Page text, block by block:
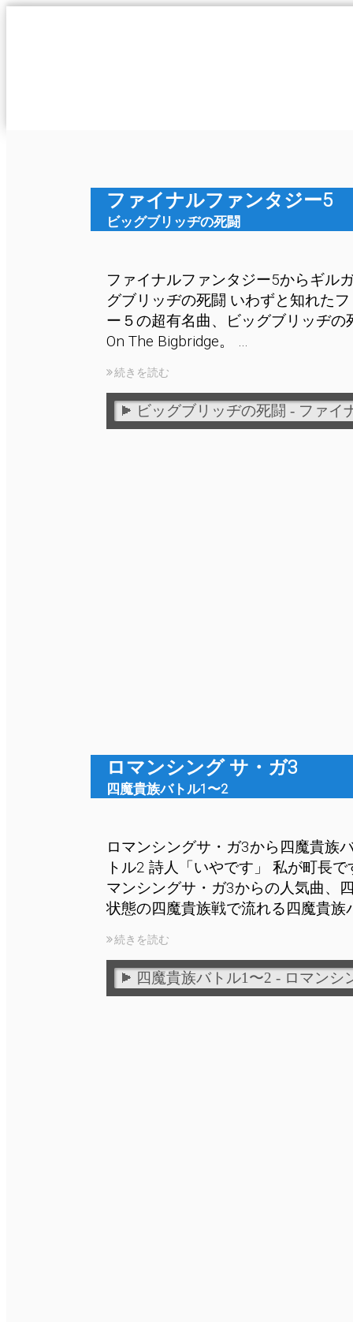
ファイナルファンタジー5
ビッグブリッヂの死闘
ファイナルファンタジー5からギル
グブリッヂの死闘 いわずと知れた
ー５の超有名曲、ビッグブリッヂの
On The Bigbridge。 …
続きを読む
ビッグブリッヂの死闘 - ファイ
ロマンシング サ・ガ3
四魔貴族バトル1〜2
ロマンシングサ・ガ3から四魔貴族
トル2 詩人「いやです」 私が町長
マンシングサ・ガ3からの人気曲、
状態の四魔貴族戦で流れる四魔貴族
続きを読む
四魔貴族バトル1〜2 - ロマンシ